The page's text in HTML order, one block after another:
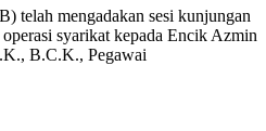
telah mengadakan sesi kunjungan
syarikat kepada Encik Azmin
B.C.K., Pegawai